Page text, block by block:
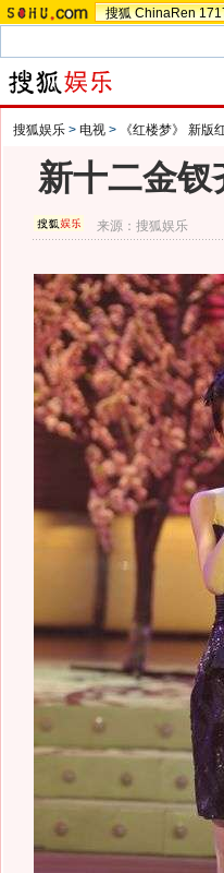
搜狐 ChinaRen
搜狐娱乐 > 电视 > 《红楼梦》 新版
新十二金钗
来源：搜狐娱乐